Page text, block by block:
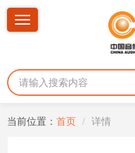
Toggle
当前位置： 首页 详情